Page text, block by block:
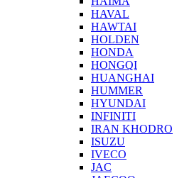
HAVAL
HAWTAI
HOLDEN
HONDA
HONGQI
HUANGHAI
HUMMER
HYUNDAI
INFINITI
IRAN KHODRO
ISUZU
IVECO
JAC